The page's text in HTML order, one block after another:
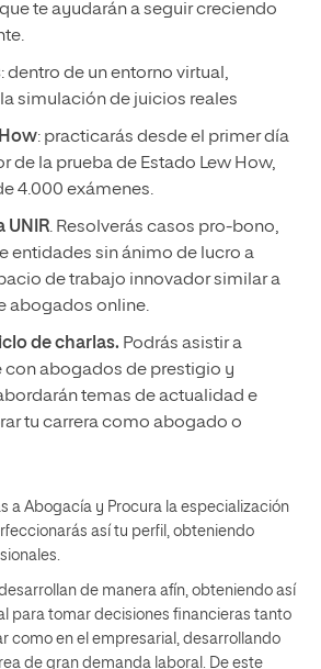
te ayudarán a seguir creciendo
: dentro de un entorno virtual,
simulación de juicios reales
: practicarás desde el primer día
de la prueba de Estado Lew How,
4.000 exámenes.
UNIR. Resolverás casos pro-bono,
entidades sin ánimo de lucro a
de trabajo innovador similar a
abogados online.
de charlas. Podrás asistir a
con abogados de prestigio y
temas de actualidad e
tu carrera como abogado o
a Abogacía y Procura la especialización
así tu perfil, obteniendo
de manera afín, obteniendo así
para tomar decisiones financieras tanto
como en el empresarial, desarrollando
de gran demanda laboral. De este